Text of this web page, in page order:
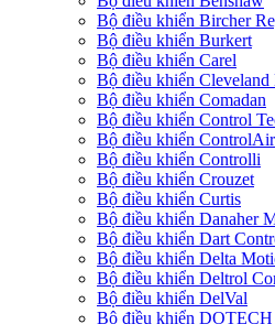
Bộ điều khiển Bircher
Bộ điều khiển Burkert
Bộ điều khiển Carel
Bộ điều khiển
Bộ điều khiển Comadan
Bộ điều khiển Control
Bộ điều khiển ControlAir
Bộ điều khiển Controlli
Bộ điều khiển Crouzet
Bộ điều khiển Curtis
Bộ điều khiển Danaher
Bộ điều khiển Dart
Bộ điều khiển Delta
Bộ điều khiển Deltrol
Bộ điều khiển DelVal
Bộ điều khiển DOTECH